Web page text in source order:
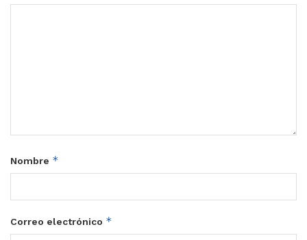
Nombre *
Correo electrónico *